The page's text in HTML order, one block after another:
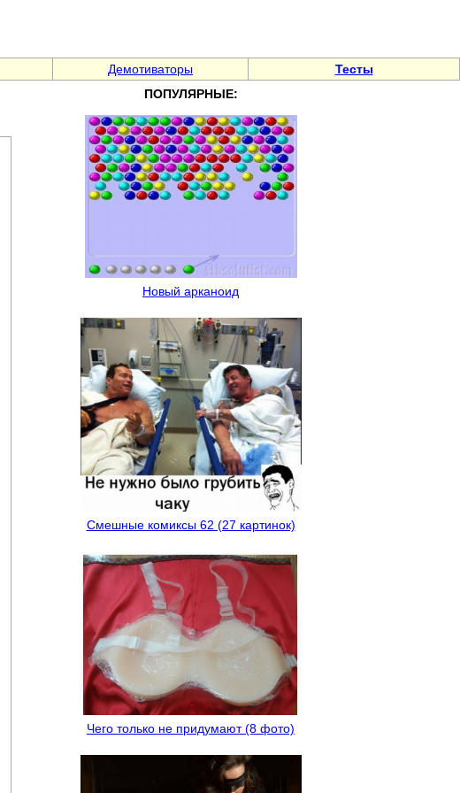
Демотиваторы Тесты
ПОПУЛЯРНЫЕ:
Новый арканоид
Смешные комиксы 62 (27 картинок)
Чего только не придумают (8 фото)